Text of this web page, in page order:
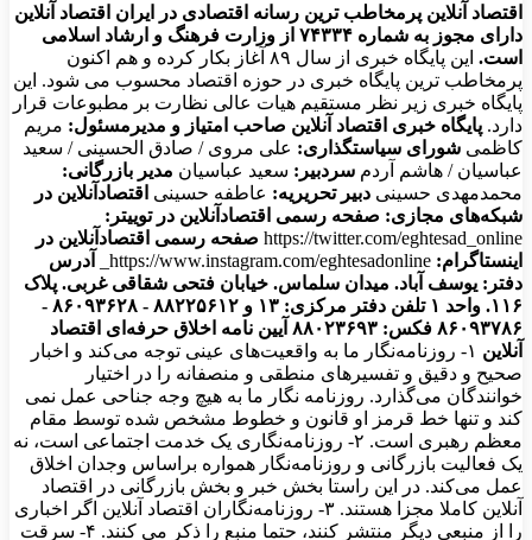
اقتصاد آنلاین پرمخاطب ترین رسانه اقتصادی در ایران اقتصاد آنلاین
دارای مجوز به شماره ۷۴۳۳۴ از وزارت فرهنگ و ارشاد اسلامی
است.
این پایگاه خبری از سال ۸۹ آغاز بکار کرده و هم اکنون
پرمخاطب ترین پایگاه خبری در حوزه اقتصاد محسوب می شود. این
پایگاه خبری زیر نظر مستقیم هیات عالی نظارت بر مطبوعات قرار
دارد. پایگاه خبری اقتصاد آنلاین صاحب امتیاز و مدیرمسئول: مریم
کاظمی شورای سیاستگذاری: علی مروی / صادق الحسینی / سعید
عباسیان / هاشم آردم سردبیر: سعید عباسیان مدیر بازرگانی:
محمدمهدی حسینی دبیر تحریریه: عاطفه حسینی اقتصادآنلاین در
شبکه‌های مجازی: صفحه رسمی اقتصادآنلاین در توییتر:
https://twitter.com/eghtesad_online صفحه رسمی اقتصادآنلاین در
اینستاگرام: https://www.instagram.com/eghtesadonline_
آدرس
دفتر: یوسف آباد. میدان سلماس. خیابان فتحی شقاقی غربی. پلاک
۱۱۶. واحد ۱
تلفن دفتر مرکزی: ۱۳ و ۸۸۲۲۵۶۱۲ - ۸۶۰۹۳۶۲۸ -
۸۶۰۹۳۷۸۶ فکس: ۸۸۰۲۳۶۹۳
آیین نامه اخلاق حرفه‌ای اقتصاد
آنلاین
۱- روزنامه‌نگار ما به واقعیت‌های عینی توجه می‌کند و اخبار
صحیح و دقیق و تفسیرهای منطقی و منصفانه را در اختیار
خوانندگان می‌گذارد. روزنامه نگار ما به هیچ وجه جناحی عمل نمی
کند و تنها خط قرمز او قانون و خطوط مشخص شده توسط مقام
معظم رهبری است. ۲- روزنامه‌نگاری یک خدمت اجتماعی است، نه
یک فعالیت بازرگانی و روزنامه‌نگار همواره براساس وجدان اخلاق
عمل می‌کند. در این راستا بخش خبر و بخش بازرگانی در اقتصاد
آنلاین کاملا مجزا هستند. ۳- روزنامه‌نگاران اقتصاد آنلاین اگر اخباری
را از منبعی دیگر منتشر کنند، حتما منبع را ذکر می کنند. ۴- سرقت